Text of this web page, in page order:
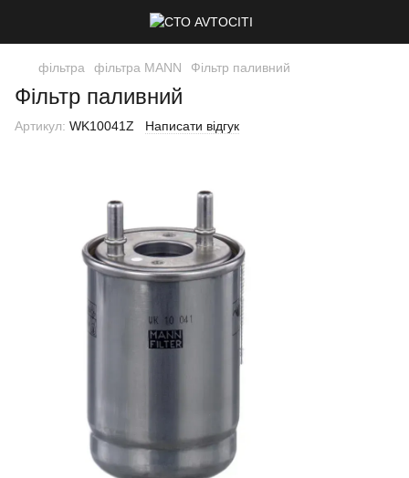
фільтра фільтра MANN Фільтр паливний
Фільтр паливний
Артикул: WK10041Z Написати відгук